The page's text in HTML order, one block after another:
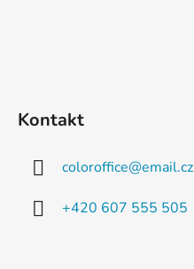
Kontakt
coloroffice@email.cz
+420 607 555 505